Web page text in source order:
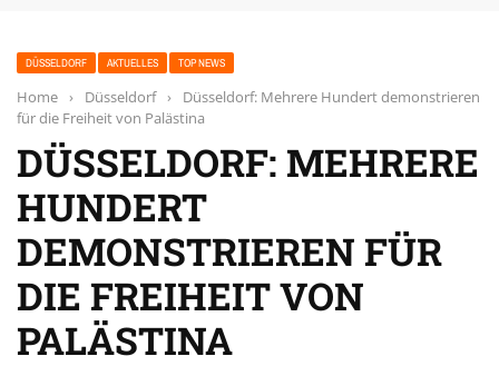
DÜSSELDORF AKTUELLES TOP NEWS
Home › Düsseldorf ›
Düsseldorf: Mehrere Hundert demonstrieren
für die Freiheit von Palästina
DÜSSELDORF: MEHRERE
HUNDERT
DEMONSTRIEREN FÜR
DIE FREIHEIT VON
PALÄSTINA